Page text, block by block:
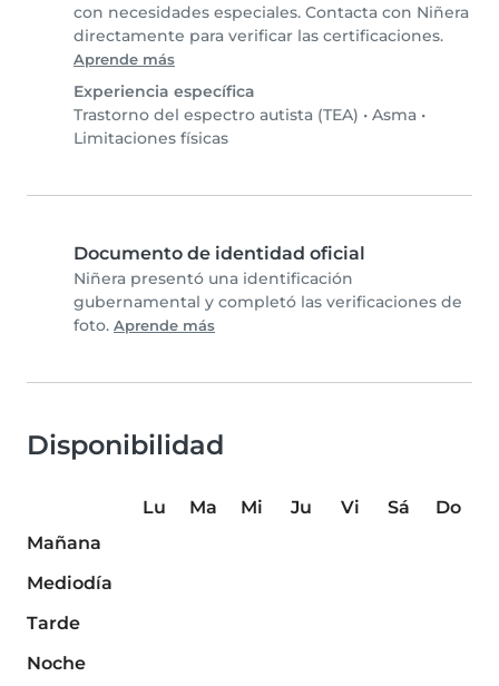
con necesidades especiales. Contacta con Niñera
directamente para verificar las certificaciones.
Aprende más
Experiencia específica
Trastorno del espectro autista (TEA) • Asma •
Limitaciones físicas
Documento de identidad oficial
Niñera presentó una identificación
gubernamental y completó las verificaciones de
foto. Aprende más
Disponibilidad
Lu Ma Mi Ju Vi Sá
Do
Mañana
Mediodía
Tarde
Noche